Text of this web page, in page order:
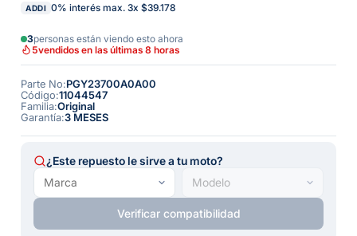
ADDI 0% interés max. 3x $39.178
3personas están viendo esto ahora
5vendidos en las últimas 8 horas
Parte No:PGY23700A0A00
Código:11044547
Familia:Original
Garantía:3 MESES
¿Este repuesto le sirve a tu moto?
Verificar compatibilidad